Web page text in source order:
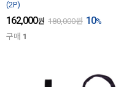
(2P)
162,000원 180,000원 10%
구매 1